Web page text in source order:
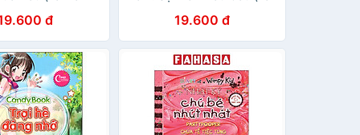
đ 19.600 đ